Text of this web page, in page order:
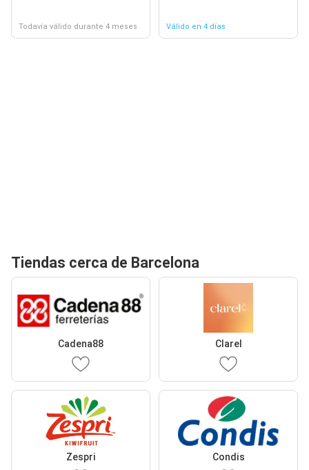
Todavía válido durante 4 meses Válido en 4 días
Tiendas cerca de Barcelona
Cadena88 Clarel
Zespri Condis